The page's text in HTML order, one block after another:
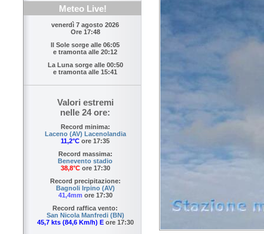
Meteo Live!
venerdì 7 agosto 2026
Ore 17:48
Il Sole sorge alle 06:05
e tramonta alle 20:12
La Luna sorge alle 00:50
e tramonta alle 15:41
Valori estremi
nelle 24 ore:
Record minima:
Laceno (AV) Lacenolandia
11,2°C ore 17:35
Record massima:
Benevento stadio
38,8°Core 17:30
Record precipitazione:
Bagnoli Irpino (AV)
41,4mm ore 17:30
Record raffica vento:
San Nicola Manfredi (BN)
45,7 kts (84,6 Km/h) Eore 17:30